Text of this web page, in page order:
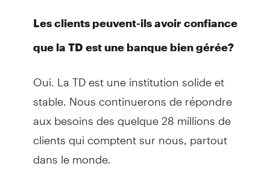
Les clients peuvent-ils avoir confiance
que la TD est une banque bien gérée?
Oui. La TD est une institution solide et
stable. Nous continuerons de répondre
aux besoins des quelque 28 millions de
clients qui comptent sur nous, partout
dans le monde.